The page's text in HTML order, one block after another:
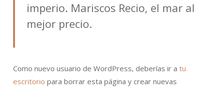
imperio. Mariscos Recio, el mar al
mejor precio.
Como nuevo usuario de WordPress, deberías ir a tu
escritorio para borrar esta página y crear nuevas